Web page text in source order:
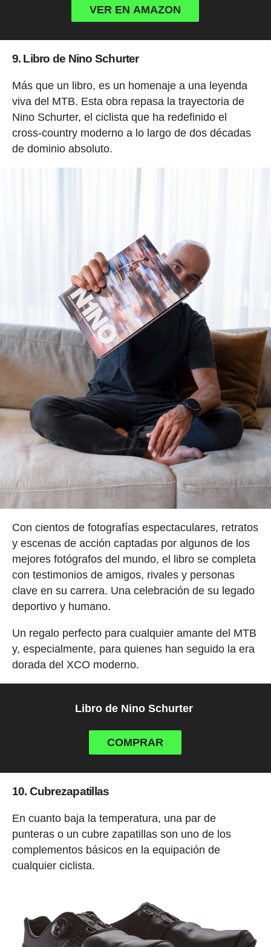
VER EN AMAZON
9. Libro de Nino Schurter
Más que un libro, es un homenaje a una leyenda
viva del MTB. Esta obra repasa la trayectoria de
Nino Schurter, el ciclista que ha redefinido el
cross-country moderno a lo largo de dos décadas
de dominio absoluto.
Con cientos de fotografías espectaculares, retratos
y escenas de acción captadas por algunos de los
mejores fotógrafos del mundo, el libro se completa
con testimonios de amigos, rivales y personas
clave en su carrera. Una celebración de su legado
deportivo y humano.
Un regalo perfecto para cualquier amante del MTB
y, especialmente, para quienes han seguido la era
dorada del XCO moderno.
Libro de Nino Schurter
COMPRAR
10. Cubrezapatillas
En cuanto baja la temperatura, una par de
punteras o un cubre zapatillas son uno de los
complementos básicos en la equipación de
cualquier ciclista.